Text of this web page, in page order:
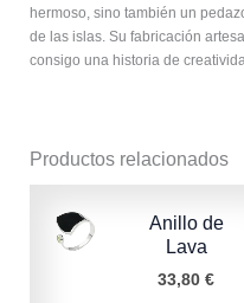
hermoso, sino también un
de las islas. Su fabricación
consigo una historia de
Productos relacionados
Anillo de
Lava
33,80€